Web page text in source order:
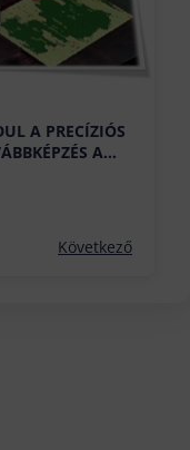
A PRECÍZIÓS
A
Következő